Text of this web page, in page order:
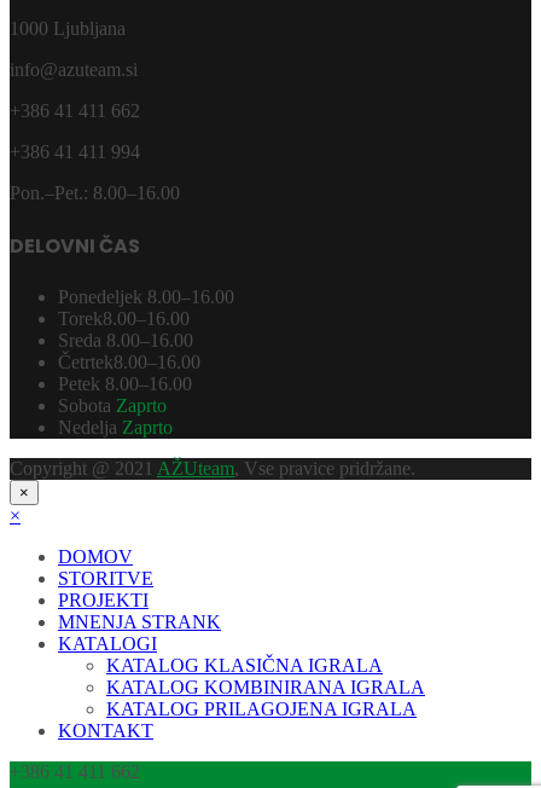
1000 Ljubljana
info@azuteam.si
+386 41 411 662
+386 41 411 994
Pon.–Pet.: 8.00–16.00
DELOVNI ČAS
Ponedeljek 8.00–16.00
Torek8.00–16.00
Sreda 8.00–16.00
Četrtek8.00–16.00
Petek 8.00–16.00
Sobota Zaprto
Nedelja Zaprto
Copyright @ 2021 AŽUteam, Vse pravice pridržane.
×
×
DOMOV
STORITVE
PROJEKTI
MNENJA STRANK
KATALOGI
KATALOG KLASIČNA IGRALA
KATALOG KOMBINIRANA IGRALA
KATALOG PRILAGOJENA IGRALA
KONTAKT
+386 41 411 662